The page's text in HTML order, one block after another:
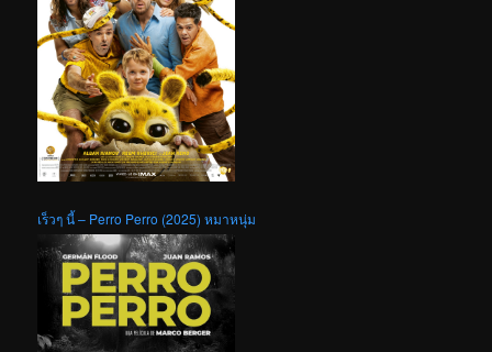
เร็วๆ นี้ – Perro Perro (2025) หมาหนุ่ม